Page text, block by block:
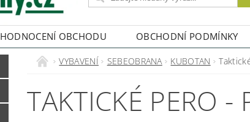
HODNOCENÍ OBCHODU OBCHODNÍ PODMÍNKY
VYBAVENÍ SEBEOBRANA KUBOTAN
TAKTICKÉ PERO -